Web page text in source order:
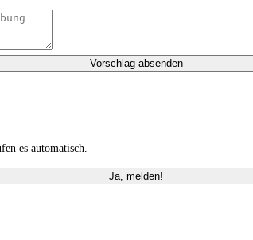
Vorschlag absenden
es automatisch.
Ja, melden!